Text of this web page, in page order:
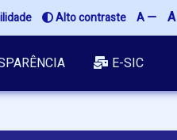
Alto contraste A A
E-SIC